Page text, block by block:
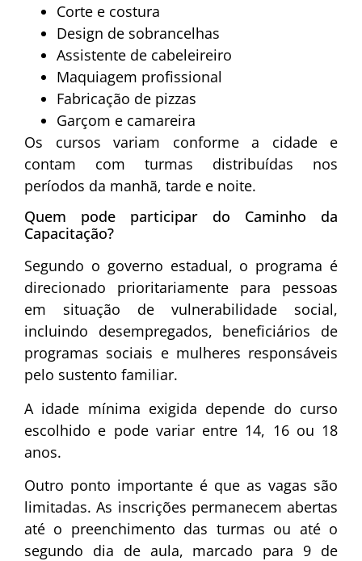
Corte e costura
Design de sobrancelhas
Assistente de cabeleireiro
Maquiagem profissional
Fabricação de pizzas
Garçom e camareira
Os cursos variam conforme a cidade e
contam com turmas distribuídas nos
períodos da manhã, tarde e noite.
Quem pode participar do Caminho da
Capacitação?
Segundo o governo estadual, o programa é
direcionado prioritariamente para pessoas
em situação de vulnerabilidade social,
incluindo desempregados, beneficiários de
programas sociais e mulheres responsáveis
pelo sustento familiar.
A idade mínima exigida depende do curso
escolhido e pode variar entre 14, 16 ou 18
anos.
Outro ponto importante é que as vagas são
limitadas. As inscrições permanecem abertas
até o preenchimento das turmas ou até o
segundo dia de aula, marcado para 9 de